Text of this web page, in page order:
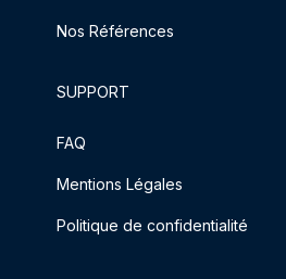
Nos Références
SUPPORT
FAQ
Mentions Légales
Politique de confidentialité